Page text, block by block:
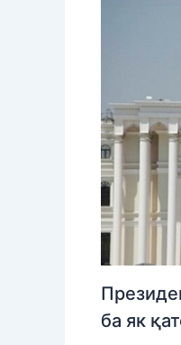
ба як